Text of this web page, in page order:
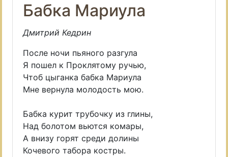
Бабка Мариула
Дмитрий Кедрин
После ночи пьяного разгула
Я пошел к Проклятому ручью,
Чтоб цыганка бабка Мариула
Мне вернула молодость мою.
Бабка курит трубочку из глины,
Над болотом вьются комары,
А внизу горят среди долины
Кочевого табора костры.